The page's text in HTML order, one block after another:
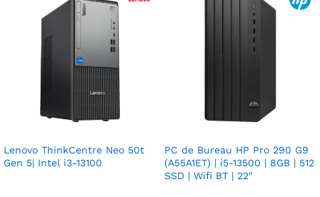
Lenovo ThinkCentre Neo 50t
Gen 5| Intel i3-13100
PC de Bureau HP Pro 290 G9
(A55A1ET) | i5-13500 | 8GB | 512
SSD | Wifi BT | 22″